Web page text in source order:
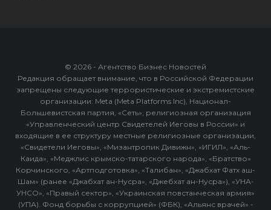
© 2026 - Агентство Бизнес Новостей
Редакция обращает внимание, что в Российской Федерации
запрещены следующие террористические и экстремистские
организации: Meta (Meta Platforms Inc), Национал-
Большевистская партия, «Сеть», религиозная организация
«Управленческий центр Свидетелей Иеговы в России» и
входящие в ее структуру местные религиозные организации,
«Свидетели Иеговы», «Мизантропик Дивижн», «ИГИЛ», «Аль-
Каида», «Меджлис крымско-татарского народа», «Братство»
Корчинского, «Артподготовка», «Талибан», «Джабхат Фатх аш-
Шам» (ранее «Джабхат ан-Нусра», «Джебхат ан-Нусра»), «УНА-
УНСО», «Правый сектор», «Украинская повстанческая армия»
(УПА). Фонд борьбы с коррупцией» (ФБК), «Альянс врачей» -